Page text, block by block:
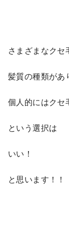
さまざまなクセ
髪質の種類があ
個人的にはクセ
という選択は
いい！
と思います